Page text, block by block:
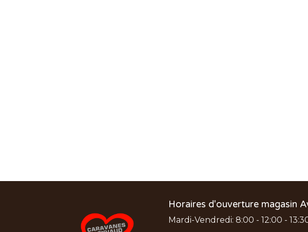
Horaires d'ouverture magasin
Mardi-Vendredi: 8:00 - 12:00 -